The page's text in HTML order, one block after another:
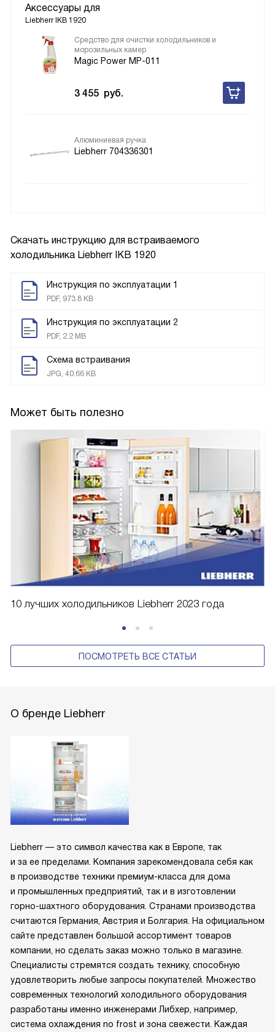
Скачать инструкцию для встраиваемого
холодильника Liebherr IKB 1920
Инструкция по эксплуатации 1
PDF, 973.8 KB
Инструкция по эксплуатации 2
PDF, 2.2 MB
Схема встраивания
JPG, 40.66 KB
Может быть полезно
10 лучших холодильников Liebherr 2023 года
ПОСМОТРЕТЬ ВСЕ СТАТЬИ
Аксессуары для
Liebherr IKB 1920
Средство для очистки холодильников и
морозильных камер
Magic Power MP-011
3 455 руб.
Алюминиевая ручка
Liebherr 704336301
О бренде Liebherr
Liebherr — это символ качества как в Европе, так
и за ее пределами. Компания зарекомендовала себя как
в производстве техники премиум-класса для дома
и промышленных предприятий, так и в изготовлении
горно-шахтного оборудования. Странами производства
считаются Германия, Австрия и Болгария. На официальном
сайте представлен большой ассортимент товаров
компании, но сделать заказ можно только в магазине.
Специалисты стремятся создать технику, способную
удовлетворить любые запросы покупателей. Множество
современных технологий холодильного оборудования
разработаны именно инженерами Либхер, например,
система охлаждения no frost и зона свежести. Каждая